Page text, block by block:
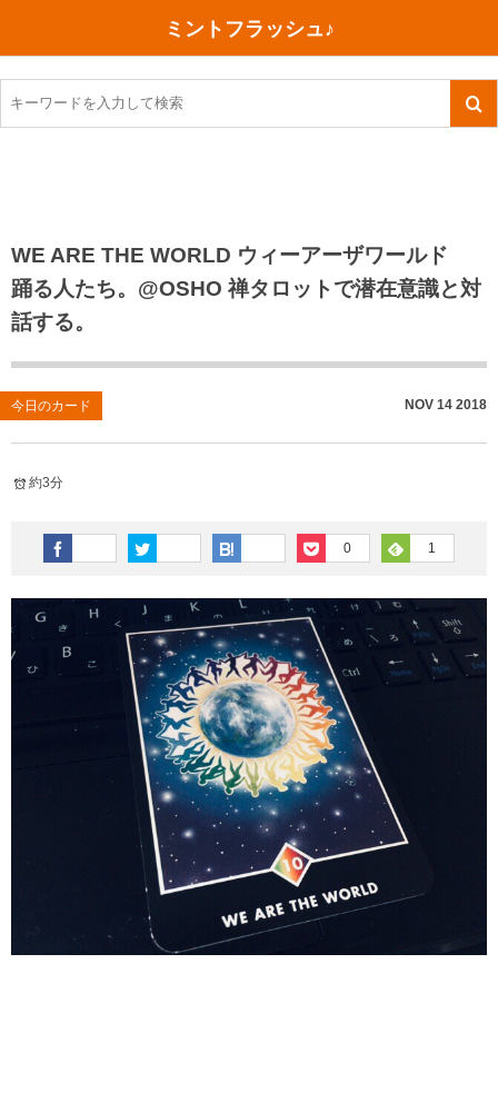
ミントフラッシュ♪
WE ARE THE WORLD ウィーアーザワールド
踊る人たち。@OSHO 禅タロットで潜在意識と対
話する。
今日のカード NOV 14 2018
約3分
0 1
TOEIC感想・結果
TOEIC800点への道
TOEIC（作戦・ノウハウなど）
TOEIC700点への道
英単語
今日買った本
ご朱印帳めぐり
川越（埼玉県）
神戸
行ってきたあれこれ
ファスティング
コスメ
ダイエット
健康あれこれ
美容あれこれ
食べ物
今日の一枚
月、星、宇宙